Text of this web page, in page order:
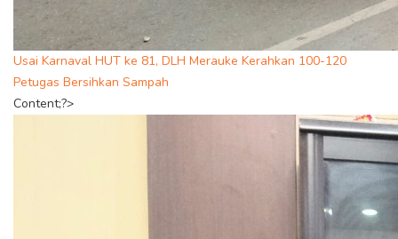
Usai Karnaval HUT ke 81, DLH Merauke Kerahkan 100-120
Petugas Bersihkan Sampah
Content;?>